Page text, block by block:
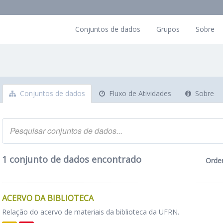
Conjuntos de dados Grupos Sobre
Conjuntos de dados Fluxo de Atividades Sobre
1 conjunto de dados encontrado
ACERVO DA BIBLIOTECA
Relação do acervo de materiais da biblioteca da UFRN.